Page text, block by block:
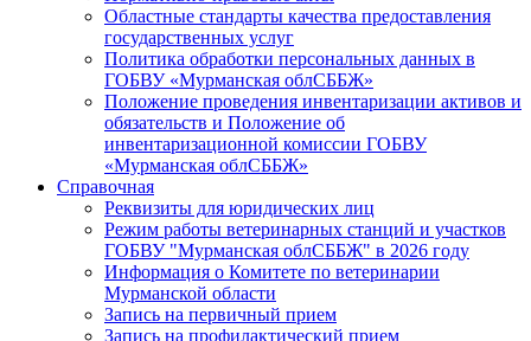
Областные стандарты качества предоставления
государственных услуг
Политика обработки персональных данных в
ГОБВУ «Мурманская облСББЖ»
Положение проведения инвентаризации активов и
обязательств и Положение об
инвентаризационной комиссии ГОБВУ
«Мурманская облСББЖ»
Справочная
Реквизиты для юридических лиц
Режим работы ветеринарных станций и участков
ГОБВУ "Мурманская облСББЖ" в 2026 году
Информация о Комитете по ветеринарии
Мурманской области
Запись на первичный прием
Запись на профилактический прием